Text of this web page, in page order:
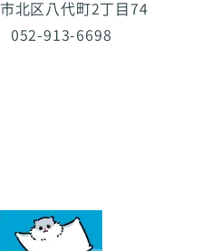
北区八代町2丁目74
913-6698